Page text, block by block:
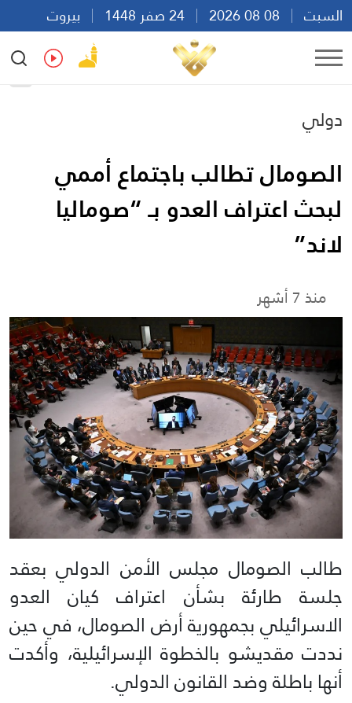
السبت
بيروت
10:18
Ar
دولي
الصومال تطالب باجتماع أممي
لبحث اعتراف العدو بـ “صوماليا
لاند”
منذ 7 أشهر
طالب الصومال مجلس الأمن الدولي بعقد
جلسة طارئة بشأن اعتراف كيان العدو
الاسرائيلي بجمهورية أرض الصومال، في حين
نددت مقديشو بالخطوة الإسرائيلية، وأكدت
أنها باطلة وضد القانون الدولي.